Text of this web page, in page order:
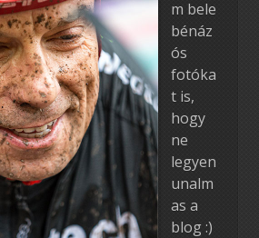
m bele
bénáz
ós
fotóka
t is,
hogy
ne
legyen
unalm
as a
blog :)